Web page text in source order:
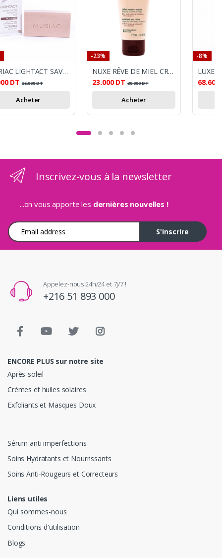
MURIAC LIGHTACT SAVON EXFOLIANT 130G
DT 25.000DT
Acheter
-23%
NUXE RÊVE DE MIEL CRÈME MAINS ET ONGLES 50 ML
23.000 DT 30.000DT
Acheter
-8%
68.600
Inscrivez-vous à la newsletter
...on vous apporte les dernières nouvelles !
Adresse e-mail
S'inscrire
Appelez-nous 24h/24 et 7j/7 !
+216 51 893 000
ENCORE PLUS sur notre site
Après-soleil
Crèmes et huiles solaires
Exfoliants et Masques Doux
Sérum anti imperfections
Soins Hydratants et Nourrissants
Soins Anti-Rougeurs et Correcteurs
Liens utiles
Qui sommes-nous
Conditions d'utilisation
Blogs